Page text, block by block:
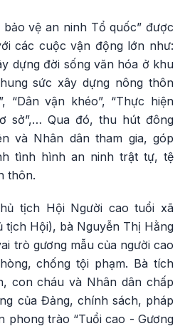
bảo vệ an ninh Tổ quốc” được
các cuộc vận động lớn như:
dựng đời sống văn hóa ở khu
sức xây dựng nông thôn
“Dân vận khéo”, “Thực hiện
sở”,… Qua đó, thu hút đông
và Nhân dân tham gia, góp
tình hình an ninh trật tự, tệ
thôn.
tịch Hội Người cao tuổi xã
tịch Hội), bà Nguyễn Thị Hằng
trò gương mẫu của người cao
chống tội phạm. Bà tích
con cháu và Nhân dân chấp
của Đảng, chính sách, pháp
phong trào “Tuổi cao - Gương